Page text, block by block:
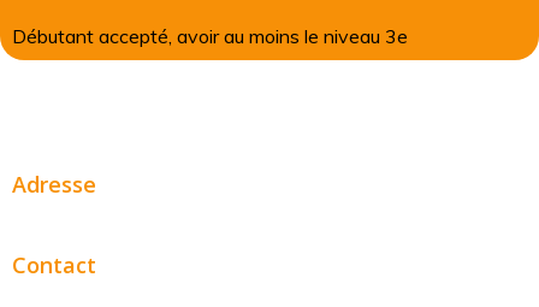
Débutant accepté, avoir au moins le niveau 3e
Adresse
Contact